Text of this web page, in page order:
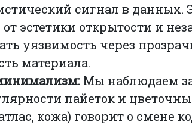
сигнал в данных.
эстетики открытости и
уязвимость через
материала.
Мы наблюдаем
пайеток и
кожа) говорит о смене